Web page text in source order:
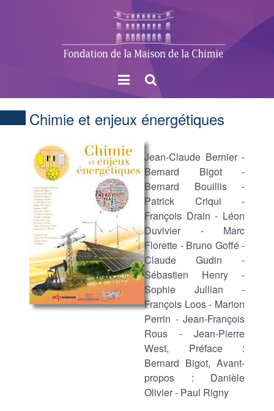
MenuRechercher
Chimie et enjeux énergétiques
Jean-Claude Bernier -
Bernard Bigot -
Bernard Bouillis -
Patrick Criqui -
François Drain - Léon
Duvivier - Marc
Florette - Bruno Goffé -
Claude Gudin -
Sébastien Henry -
Sophie Jullian -
François Loos - Marion
Perrin - Jean-François
Rous - Jean-Pierre
West, Préface :
Bernard Bigot, Avant-
propos : Danièle
Olivier - Paul Rigny